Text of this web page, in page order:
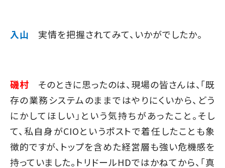
入山 実情を把握されてみて、いかがでしたか。
磯村 そのときに思ったのは、現場の皆さんは、「既
存の業務システムのままではやりにくいから、どう
にかしてほしい」という気持ちがあったこと。そし
て、私自身がCIOというポストで着任したことも象
徴的ですが、トップを含めた経営層も強い危機感を
持っていました。トリドールHDではかねてから、「真